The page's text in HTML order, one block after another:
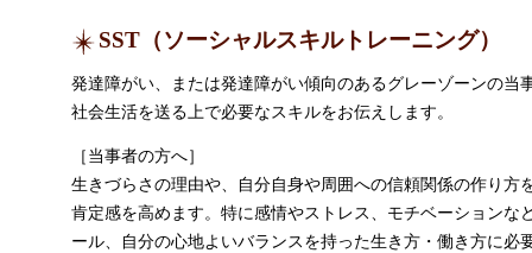
SST（ソーシャルスキルトレーニング）
発達障がい、または発達障がい傾向のあるグレーゾーンの当
社会生活を送る上で必要なスキルをお伝えします。
［当事者の方へ］
生きづらさの理由や、自分自身や周囲への信頼関係の作り方
肯定感を高めます。特に感情やストレス、モチベーションな
ール、自分の心地よいバランスを持った生き方・働き方に必